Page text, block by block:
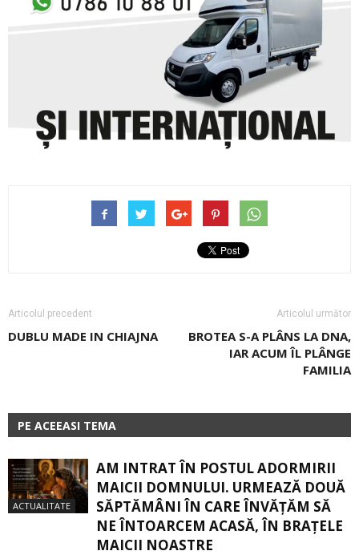
Articolul precedent
DUBLU MADE IN CHIAJNA
Articolul următor
BROTEA S-A PLÂNS LA DNA,
IAR ACUM ÎL PLÂNGE
FAMILIA
PE ACEEASI TEMA
ACTUALITATE
AM INTRAT ÎN POSTUL ADORMIRII
MAICII DOMNULUI. URMEAZĂ DOUĂ
SĂPTĂMÂNI ÎN CARE ÎNVĂŢĂM SĂ
NE ÎNTOARCEM ACASĂ, ÎN BRAŢELE
MAICII NOASTRE